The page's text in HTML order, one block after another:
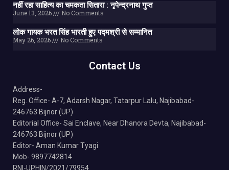
नहीं रहा साहित्य का चमकता सितारा : नृपेन्द्रनाथ गुप्त
June 13, 2026 No Comments
लोक गायक भरत सिंह भारती हुए पद्मश्री से सम्मानित
May 26, 2026 No Comments
Contact Us
Address-
Reg. Office- A-7, Adarsh Nagar, Tatarpur Lalu, Najibabad-
246763 Bijnor (UP)
Editorial Office- Sai Enclave, Near Dhanora Devta, Najibabad-
246763 Bijnor (UP)
Editor- Aman Kumar Tyagi
Mob- 9897742814
RNI-UPHIN/2021/79954